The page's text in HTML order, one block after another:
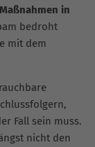
in
bedroht
mit dem
Fall sein muss.
nicht den